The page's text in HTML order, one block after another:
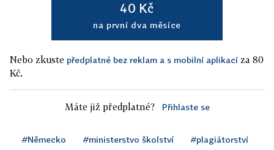
40 Kč
na první dva měsíce
Nebo zkuste předplatné bez reklam a s mobilní aplikací za 80
Kč.
Máte již předplatné? Přihlaste se
#Německo #ministerstvo školství #plagiátorství